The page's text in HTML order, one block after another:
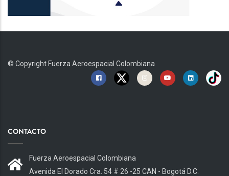
© Copyright Fuerza Aeroespacial Colombiana
CONTACTO
Fuerza Aeroespacial Colombiana
Avenida El Dorado Cra. 54 # 26 -25 CAN - Bogotá D.C.